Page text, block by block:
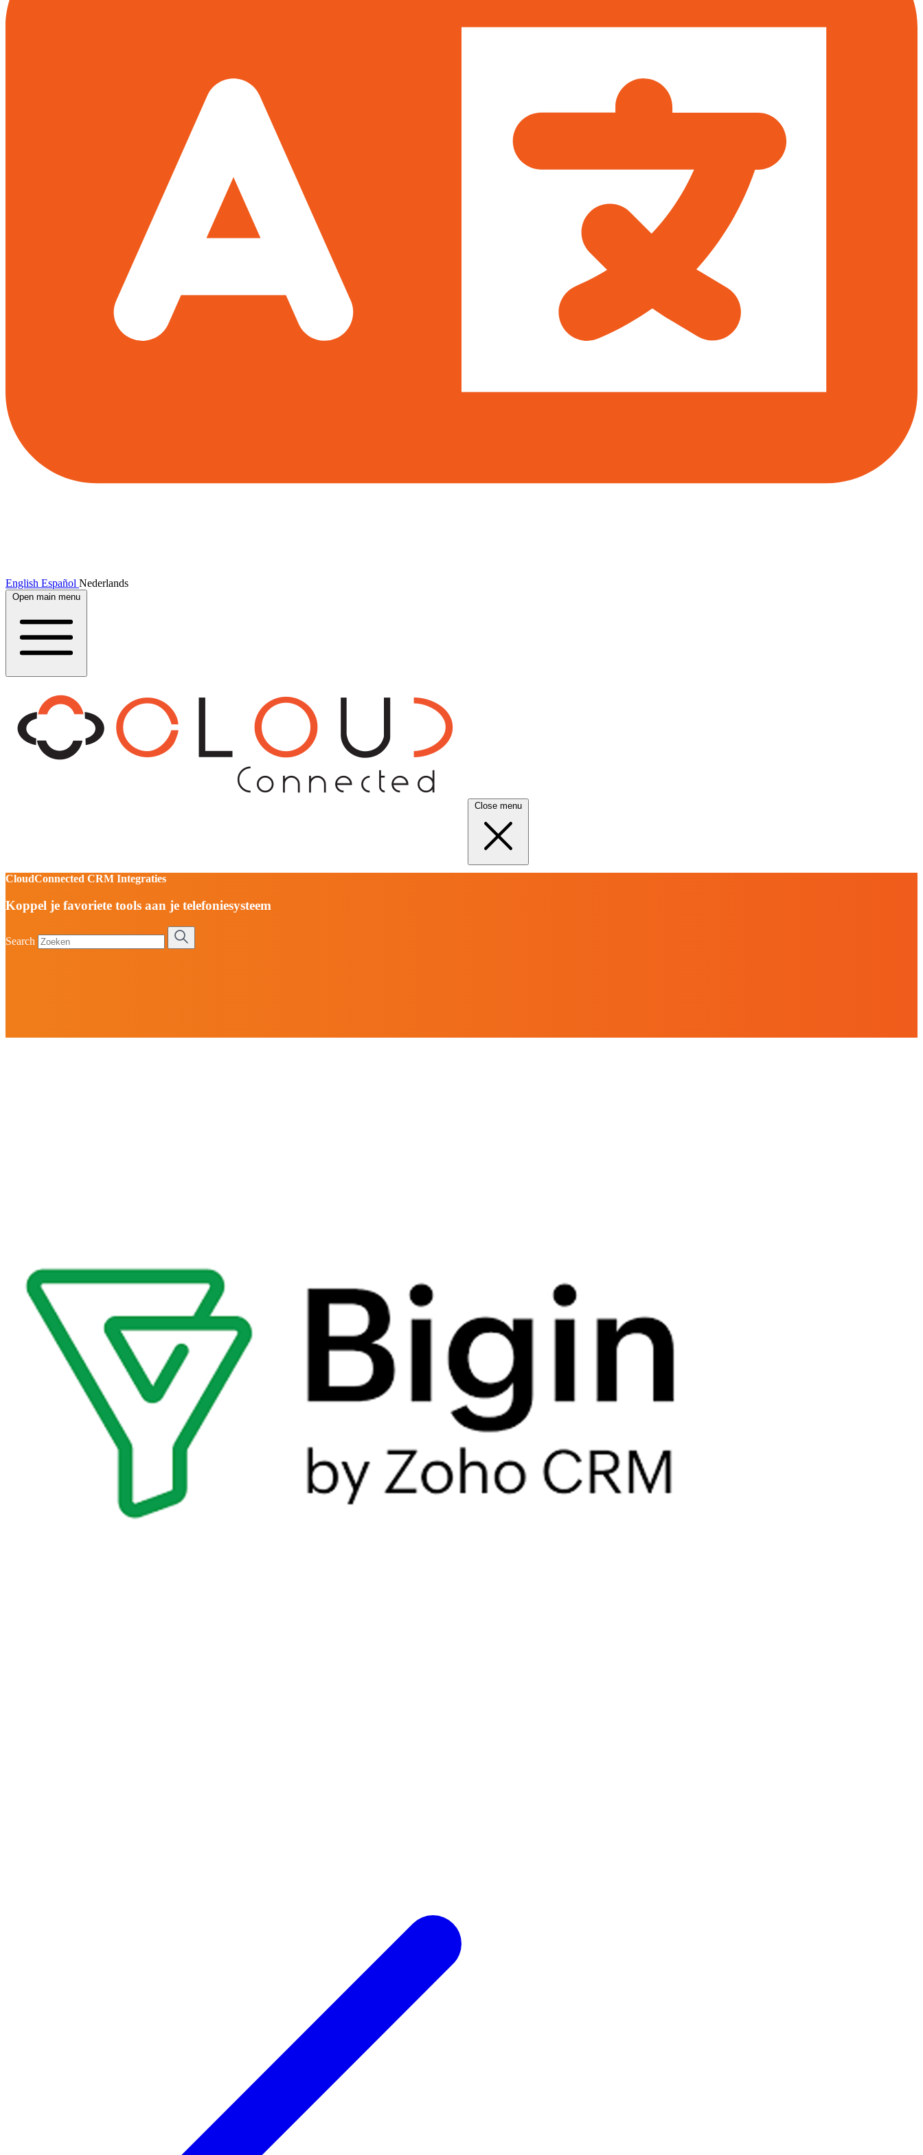
English Español Nederlands
Open main menu
Close menu
CloudConnected CRM Integraties
Koppel je favoriete tools aan je telefoniesysteem
Search